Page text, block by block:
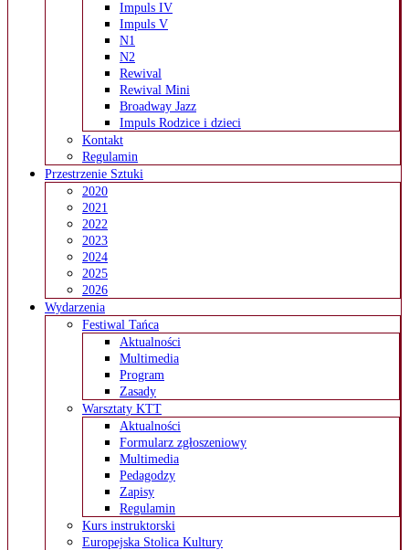
Impuls IV
Impuls V
N1
N2
Rewival
Rewival Mini
Broadway Jazz
Impuls Rodzice i dzieci
Kontakt
Regulamin
Przestrzenie Sztuki
2020
2021
2022
2023
2024
2025
2026
Wydarzenia
Festiwal Tańca
Aktualności
Multimedia
Program
Zasady
Warsztaty KTT
Aktualności
Formularz zgłoszeniowy
Multimedia
Pedagodzy
Zapisy
Regulamin
Kurs instruktorski
Europejska Stolica Kultury